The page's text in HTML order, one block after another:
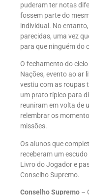
puderam ter notas
fossem parte do
individual. No
parecidas, uma vez
para que ninguém do
O fechamento do
Nações, evento ao ar
vestiu com as roupas
um prato típico para
reuniram em volta de
relembrar os
missões.
Os alunos que
receberam um
Livro do Jogador e
Conselho Supremo.
Conselho Supremo –